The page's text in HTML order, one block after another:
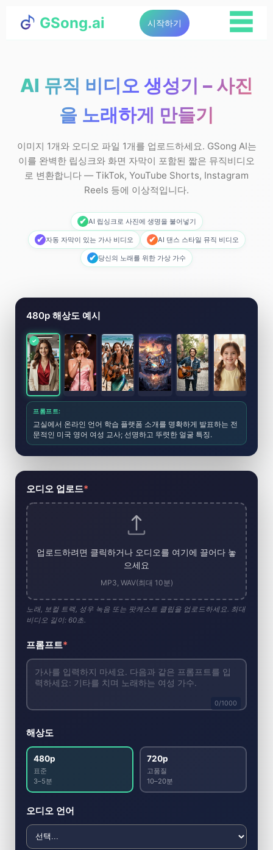
GSong.ai 시작하기 ☰
AI 뮤직 비디오 생성기 – 사진
을 노래하게 만들기
이미지 1개와 오디오 파일 1개를 업로드하세요. GSong AI는
이를 완벽한 립싱크와 화면 자막이 포함된 짧은 뮤직비디오
로 변환합니다 — TikTok, YouTube Shorts, Instagram
Reels 등에 이상적입니다.
✔ AI 립싱크로 사진에 생명을 불어넣기
✔ 자동 자막이 있는 가사 비디오 ✔ AI 댄스 스타일 뮤직 비디오
✔ 당신의 노래를 위한 가상 가수
AI 뮤직 비디오 생성기 도구
오디오 업로드*
업로드하려면 클릭하거나 오디오를 여기에 끌어다 놓
으세요
MP3, WAV(최대 10분)
노래, 보컬 트랙, 성우 녹음 또는 팟캐스트 클립을 업로드하세요. 최대
비디오 길이: 60초.
프롬프트*
0/1000
해상도
480p
표준
3–5분
720p
고품질
10–20분
오디오 언어
480p 해상도 예시
프롬프트:
교실에서 온라인 언어 학습 플랫폼 소개를 명확하게 발표하는 전
문적인 미국 영어 여성 교사; 선명하고 뚜렷한 얼굴 특징.